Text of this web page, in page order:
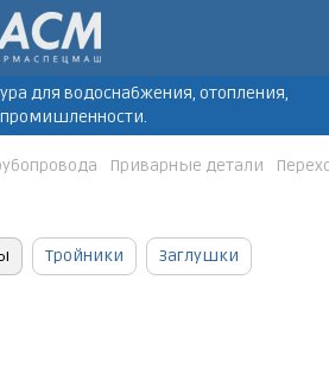
для водоснабжения, отопления,
Приварные детали
Тройники Заглушки